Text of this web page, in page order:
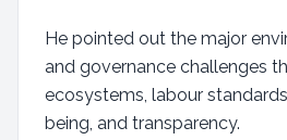
He pointed out the major
and governance challenges
ecosystems, labour
being, and transparency.